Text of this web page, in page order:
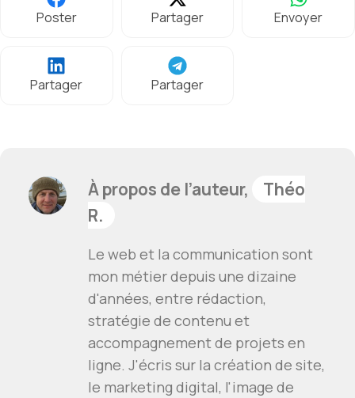
Poster Partager Envoyer
Partager Partager
À propos de l’auteur,
Théo
R.
Le web et la communication sont
mon métier depuis une dizaine
d'années, entre rédaction,
stratégie de contenu et
accompagnement de projets en
ligne. J'écris sur la création de site,
le marketing digital, l'image de